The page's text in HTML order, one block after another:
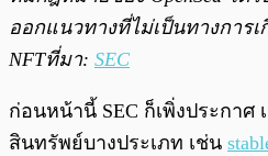
ออกแนวทางที่ไม่เป็นทางการ
NFTที่มา: SEC
ก่อนหน้านี้ SEC ก็เพิ่งประกาศ
สินทรัพย์บางประเภท เช่น